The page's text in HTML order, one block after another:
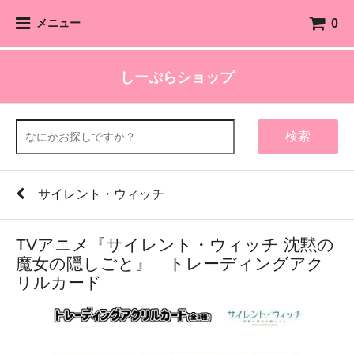
メニュー 0
しーぷらショップ
検索
サイレント・ウィッチ
TVアニメ『サイレント・ウィッチ 沈黙の
魔女の隠しごと』 トレーディングアク
リルカード